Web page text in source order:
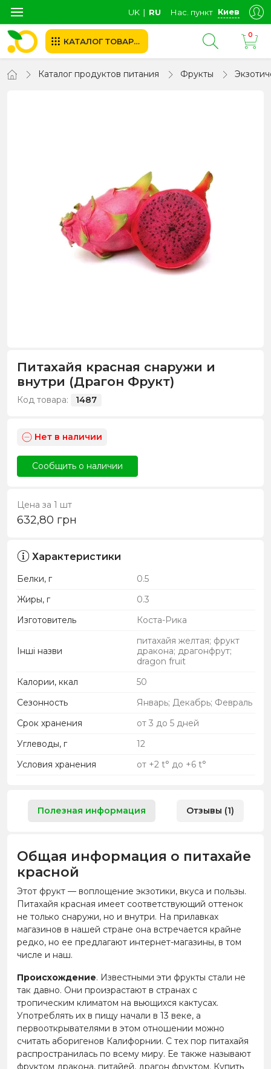
UK ∣ RU Нас. пункт Киев
КАТАЛОГ ТОВАРОВ
0
Каталог продуктов питания Фрукты
Питахайя красная снаружи и
внутри (Драгон Фрукт)
Код товара: 1487
Нет в наличии
Сообщить о наличии
Цена за 1 шт
632,80 грн
Характеристики
Белки, г
0.5
Жиры, г
0.3
Изготовитель
Коста-Рика
Інші назви
питахайя желтая; фрукт
дракона; драгонфрут;
dragon fruit
Калории, ккал
50
Сезонность
Январь; Декабрь; Февраль
Срок хранения
от 3 до 5 дней
Углеводы, г
12
Условия хранения
от +2 t° до +6 t°
Полезная информация Отзывы (1)
Общая информация о питахайе
красной
Этот фрукт — воплощение экзотики, вкуса и пользы.
Питахайя красная имеет соответствующий оттенок
не только снаружи, но и внутри. На прилавках
магазинов в нашей стране она встречается крайне
редко, но ее предлагают интернет-магазины, в том
числе и наш.
Происхождение. Известными эти фрукты стали не
так давно. Они произрастают в странах с
тропическим климатом на вьющихся кактусах.
Употреблять их в пищу начали в 13 веке, а
первооткрывателями в этом отношении можно
считать аборигенов Калифорнии. С тех пор питахайя
распространилась по всему миру. Ее также называют
фруктом дракона, питайей, драгон фруктом. Купить